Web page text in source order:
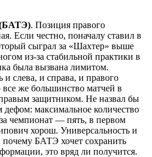
(БАТЭ). Позиция правого
Если честно, поначалу ставил в
сыграл за «Шахтер» выше
из-за стабильной практики в
была вызвана лимитом.
слева, и справа, и правого
же большинство матчей в
защитником. Не назвал бы
максимальное количество
чемпионат — пять, в первом
хорош. Универсальность и
БАТЭ хочет сохранить
это вряд ли получится.